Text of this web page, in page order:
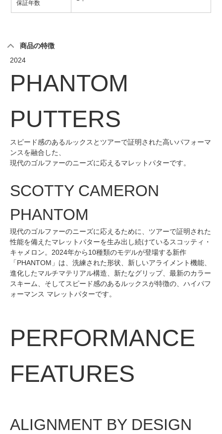
保証年数
商品の特徴
2024
PHANTOM
PUTTERS
スピード感のあるルックスとツアーで証明された高いパフォーマ
ンスを融合した、
現代のゴルファーのニーズに応えるマレットパターです。
SCOTTY CAMERON
PHANTOM
現代のゴルファーのニーズに応えるために、ツアーで証明された
性能を備えたマレットパターを生み出し続けているスコッティ・
キャメロン。2024年から10種類のモデルが登場する新作
「PHANTOM」は、洗練された形状、新しいアライメント機能、
進化したマルチマテリアル構造、新たなグリップ、最新のカラー
スキーム、そしてスピード感のあるルックスが特徴の、ハイパフ
ォーマンス マレットパターです。
PERFORMANCE
FEATURES
ALIGNMENT BY DESIGN